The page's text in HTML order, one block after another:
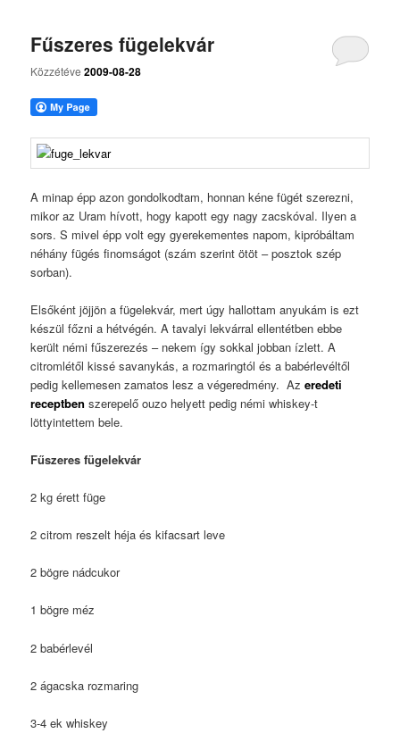
Fűszeres fügelekvár
Közzétéve2009-08-28
A minap épp azon gondolkodtam, honnan kéne fügét szerezni,
mikor az Uram hívott, hogy kapott egy nagy zacskóval. Ilyen a
sors. S mivel épp volt egy gyerekementes napom, kipróbáltam
néhány fügés finomságot (szám szerint ötöt – posztok szép
sorban).
Elsőként jöjjön a fügelekvár, mert úgy hallottam anyukám is ezt
készül főzni a hétvégén. A tavalyi lekvárral ellentétben ebbe
került némi fűszerezés – nekem így sokkal jobban ízlett. A
citromlétől kissé savanykás, a rozmaringtól és a babérlevéltől
pedig kellemesen zamatos lesz a végeredmény. Az eredeti
receptben szerepelő ouzo helyett pedig némi whiskey-t
löttyintettem bele.
Fűszeres fügelekvár
2 kg érett füge
2 citrom reszelt héja és kifacsart leve
2 bögre nádcukor
1 bögre méz
2 babérlevél
2 ágacska rozmaring
3-4 ek whiskey